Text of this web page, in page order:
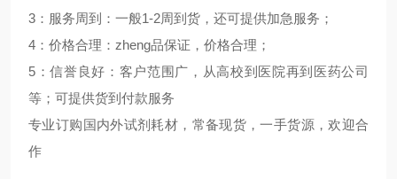
3 ：服务周到：一般1-2周到货，还可提供加急服务；
4 ：价格合理： zheng品保证，价格合理；
5 ：信誉良好：客户范围广，从高校到医院再到医药公司
等；可提供货到付款服务
专业订购国内外试剂耗材，常备现货，一手货源，欢迎合
作